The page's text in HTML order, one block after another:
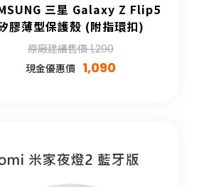
三星 Galaxy Z Flip5
膠薄型保護殼 (附指環扣)
原廠建議售價 1,290
現金優惠價 1,090